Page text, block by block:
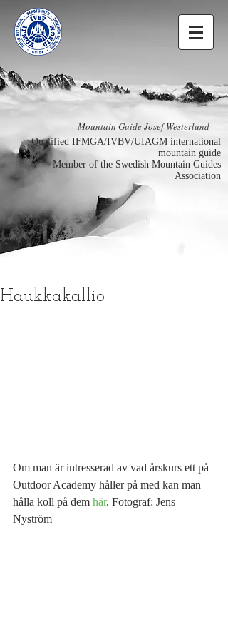
Mountain Guide Josef Westerlund
Qualified IFMGA/IVBV/UIAGM international
mountain guide
Member of the Swedish Mountain Guides
Association
Haukkakallio
Om man är intresserad av vad årskurs ett på
Outdoor Academy håller på med kan man
hålla koll på dem här. Fotograf: Jens
Nyström